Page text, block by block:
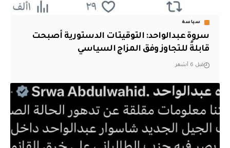
سياسة
سروة عبدالواحد: التوقيتات الدستورية أصبحت
قابلةً للتجاوز وفق المزاج السياسي
قبل 6 أشهر